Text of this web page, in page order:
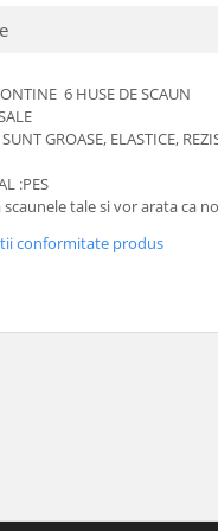
6 HUSE DE SCAUN
GROASE, ELASTICE,
:PES
tale si vor arata ca
conformitate produs